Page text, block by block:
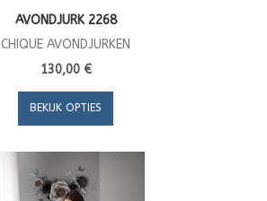
AVONDJURK 2268
CHIQUE AVONDJURKEN
130,00 €
BEKIJK OPTIES